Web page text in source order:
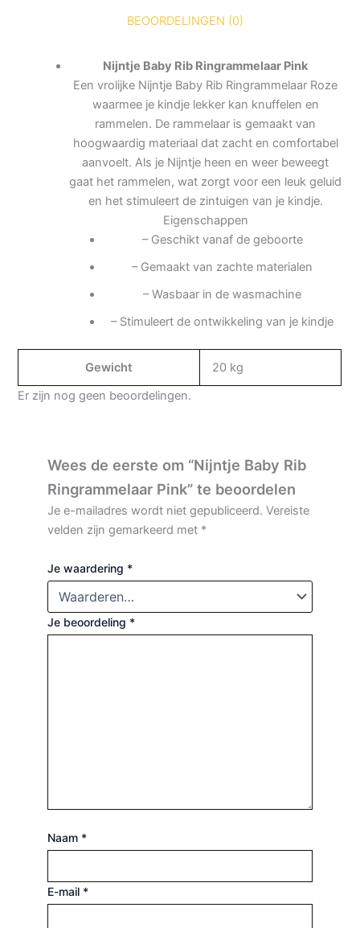
BEOORDELINGEN (0)
Nijntje Baby Rib Ringrammelaar Pink
Een vrolijke Nijntje Baby Rib Ringrammelaar Roze
waarmee je kindje lekker kan knuffelen en
rammelen. De rammelaar is gemaakt van
hoogwaardig materiaal dat zacht en comfortabel
aanvoelt. Als je Nijntje heen en weer beweegt
gaat het rammelen, wat zorgt voor een leuk geluid
en het stimuleert de zintuigen van je kindje.
Eigenschappen
– Geschikt vanaf de geboorte
– Gemaakt van zachte materialen
– Wasbaar in de wasmachine
– Stimuleert de ontwikkeling van je kindje
Gewicht
20 kg
Er zijn nog geen beoordelingen.
Wees de eerste om “Nijntje Baby Rib
Ringrammelaar Pink” te beoordelen
Je e-mailadres wordt niet gepubliceerd. Vereiste
velden zijn gemarkeerd met *
Je waardering *
Je beoordeling *
Naam *
E-mail *